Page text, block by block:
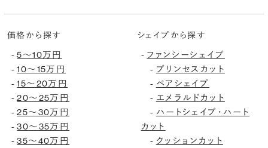
価格から探す
-5〜10万円
-10〜15万円
-15〜20万円
-20〜25万円
-25〜30万円
-30〜35万円
-35〜40万円
シェイプから探す
- ファンシーシェイプ
- プリンセスカット
- ペアシェイプ
- エメラルドカット
- ハートシェイプ・ハート
カット
- クッションカット